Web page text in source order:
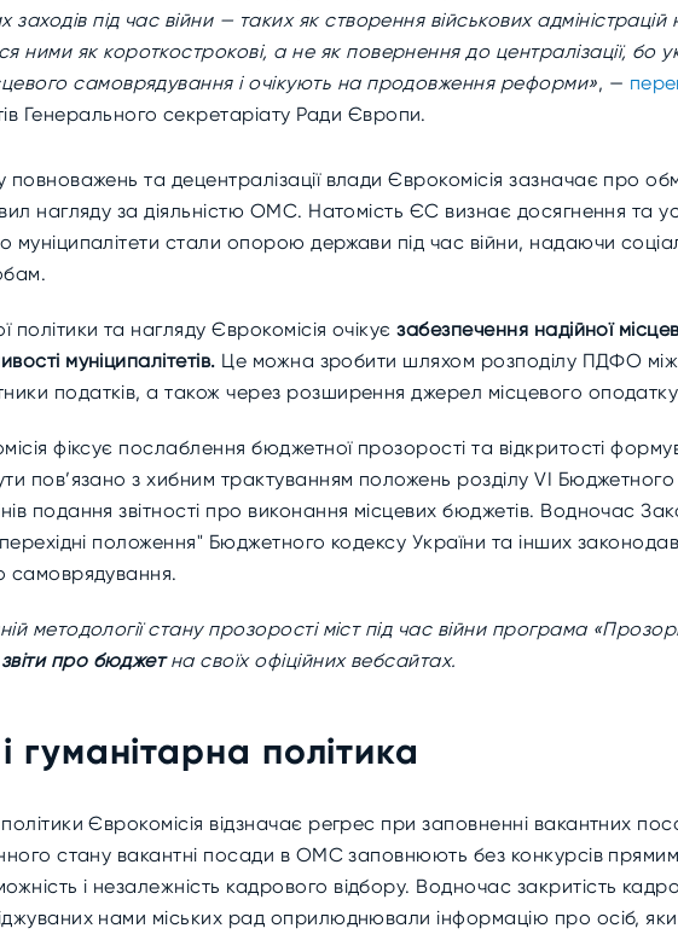
заходів під час війни — таких як створення військових
ними як короткострокові, а не як повернення до централізації, бо
самоврядування і очікують на продовження реформи», —
Генерального секретаріату Ради Європи.
повноважень та децентралізації влади Єврокомісія зазначає про
нагляду за діяльністю ОМС. Натомість ЄС визнає досягнення та
стали опорою держави під час війни, надаючи
політики та нагляду Єврокомісія очікуєзабезпечення надійної
муніципалітетів. Це можна зробити шляхом розподілу ПДФО між
податків, а також через розширення джерел місцевого
фіксує послаблення бюджетної прозорості та відкритості
пов’язано з хибним трактуванням положень розділу VI
подання звітності про виконання місцевих бюджетів. Водночас
положення" Бюджетного кодексу України та інших
самоврядування.
методології стану прозорості міст під час війни програма
про бюджетна своїх офіційних вебсайтах.
гуманітарна політика
Єврокомісія відзначає регрес при заповненні вакантних
стану вакантні посади в ОМС заповнюють без конкурсів
і незалежність кадрового відбору. Водночас закритість
нами міських рад оприлюднювали інформацію про осіб,